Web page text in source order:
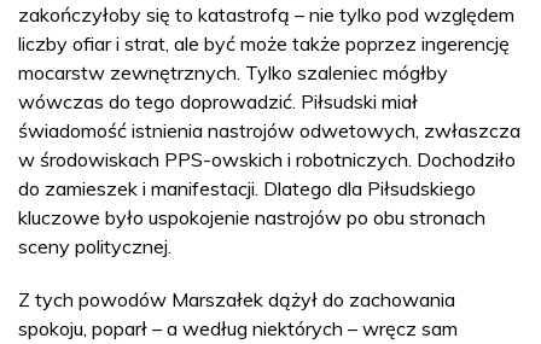
zakończyłoby się to katastrofą – nie tylko pod względem
liczby ofiar i strat, ale być może także poprzez ingerencję
mocarstw zewnętrznych. Tylko szaleniec mógłby
wówczas do tego doprowadzić. Piłsudski miał
świadomość istnienia nastrojów odwetowych, zwłaszcza
w środowiskach PPS-owskich i robotniczych. Dochodziło
do zamieszek i manifestacji. Dlatego dla Piłsudskiego
kluczowe było uspokojenie nastrojów po obu stronach
sceny politycznej.
Z tych powodów Marszałek dążył do zachowania
spokoju, poparł – a według niektórych – wręcz sam